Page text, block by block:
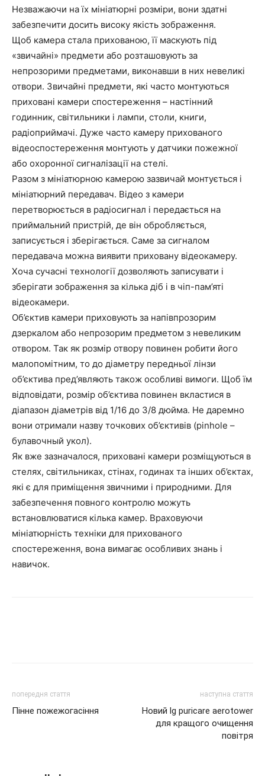
Незважаючи на їх мініатюрні розміри, вони здатні
забезпечити досить високу якість зображення.
Щоб камера стала прихованою, її маскують під
«звичайні» предмети або розташовують за
непрозорими предметами, виконавши в них невеликі
отвори. Звичайні предмети, які часто монтуються
приховані камери спостереження – настінний
годинник, світильники і лампи, столи, книги,
радіоприймачі. Дуже часто камеру прихованого
відеоспостереження монтують у датчики пожежної
або охоронної сигналізації на стелі.
Разом з мініатюрною камерою зазвичай монтується і
мініатюрний передавач. Відео з камери
перетворюється в радіосигнал і передається на
приймальний пристрій, де він обробляється,
записується і зберігається. Саме за сигналом
передавача можна виявити приховану відеокамеру.
Хоча сучасні технології дозволяють записувати і
зберігати зображення за кілька діб і в чіп-пам’яті
відеокамери.
Об’єктив камери приховують за напівпрозорим
дзеркалом або непрозорим предметом з невеликим
отвором. Так як розмір отвору повинен робити його
малопомітним, то до діаметру передньої лінзи
об’єктива пред’являють також особливі вимоги. Щоб їм
відповідати, розмір об’єктива повинен вкластися в
діапазон діаметрів від 1/16 до 3/8 дюйма. Не даремно
вони отримали назву точкових об’єктивів (pinhole –
булавочный укол).
Як вже зазначалося, приховані камери розміщуються в
стелях, світильниках, стінах, годинах та інших об’єктах,
які є для приміщення звичними і природними. Для
забезпечення повного контролю можуть
встановлюватися кілька камер. Враховуючи
мініатюрність техніки для прихованого
спостереження, вона вимагає особливих знань і
навичок.
попередня стаття
Пінне пожежогасіння
наступна стаття
Новий lg puricare aerotower
для кращого очищення
повітря